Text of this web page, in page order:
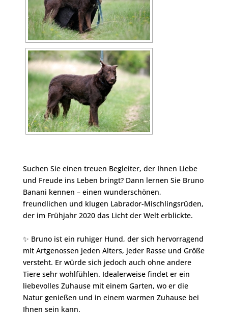
Suchen Sie einen treuen Begleiter, der Ihnen Liebe
und Freude ins Leben bringt? Dann lernen Sie Bruno
Banani kennen – einen wunderschönen,
freundlichen und klugen Labrador-Mischlingsrüden,
der im Frühjahr 2020 das Licht der Welt erblickte.
✨ Bruno ist ein ruhiger Hund, der sich hervorragend
mit Artgenossen jeden Alters, jeder Rasse und Größe
versteht. Er würde sich jedoch auch ohne andere
Tiere sehr wohlfühlen. Idealerweise findet er ein
liebevolles Zuhause mit einem Garten, wo er die
Natur genießen und in einem warmen Zuhause bei
Ihnen sein kann.